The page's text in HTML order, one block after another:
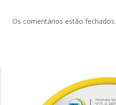
Os comentários estão fechados.